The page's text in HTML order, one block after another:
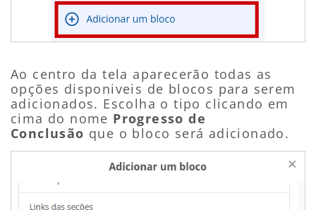
Ao centro da tela aparecerão todas as
opções disponiveis de blocos para serem
adicionados. Escolha o tipo clicando em
cima do nome Progresso de
Conclusão que o bloco será adicionado.